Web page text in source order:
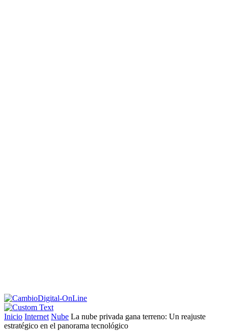
Inicio Internet Nube La nube privada gana terreno: Un reajuste
estratégico en el panorama tecnológico